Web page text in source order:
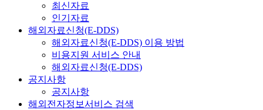
최신자료
인기자료
해외자료신청(E-DDS)
해외자료신청(E-DDS) 이용 방법
비용지원 서비스 안내
해외자료신청(E-DDS)
공지사항
공지사항
해외전자정보서비스 검색